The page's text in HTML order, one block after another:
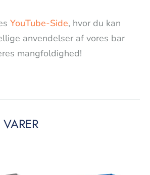
YouTube-Side, hvor du kan
anvendelser af vores bar
mangfoldighed!
VARER